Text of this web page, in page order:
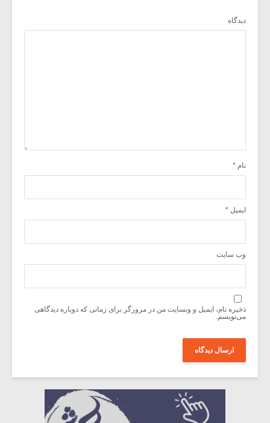
دیدگاه
نام *
ایمیل *
وب‌ سایت
ذخیره نام، ایمیل و وبسایت من در مرورگر برای زمانی که دوباره دیدگاهی
می‌نویسم.